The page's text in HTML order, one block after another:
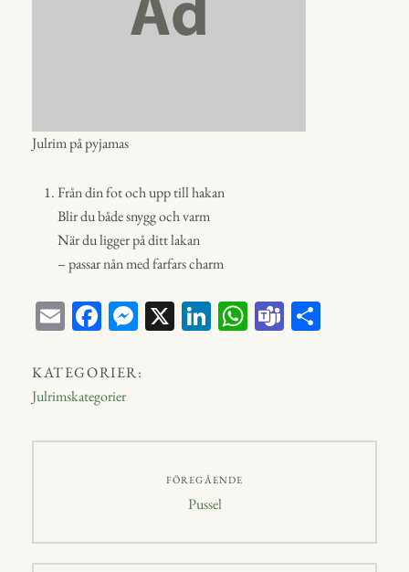
Julrim på pyjamas
Från din fot och upp till hakan
Blir du både snygg och varm
När du ligger på ditt lakan
– passar nån med farfars charm
E
ail
Fa
bo
ok
M
en
r
X Li W
p
Te
KATEGORIER:
Julrimskategorier
FÖREGÅENDE
Föregående
Pussel